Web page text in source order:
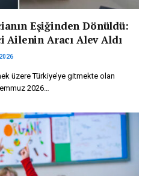
Eşiğinden Dönüldü:
Ailenin Aracı Alev Aldı
üzere Türkiye’ye gitmekte olan
2026…